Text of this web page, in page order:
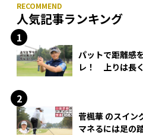
人気記事ランキング
パットで距離感
レ！ 上りは長
菅楓華 のスイン
マネるには足の